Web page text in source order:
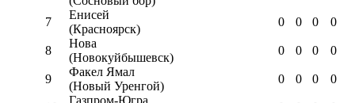
7
Енисей
(Красноярск)
0 0 0 0
8
Нова
(Новокуйбышевск)
0 0 0 0
9
Факел Ямал
(Новый Уренгой)
0 0 0 0
Газпром-Югра